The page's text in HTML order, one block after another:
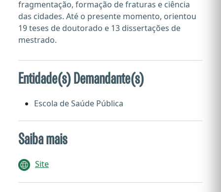
fragmentação, formação de fraturas e ciência
das cidades. Até o presente momento, orientou
19 teses de doutorado e 13 dissertações de
mestrado.
Entidade(s) Demandante(s)
Escola de Saúde Pública
Saiba mais
Site